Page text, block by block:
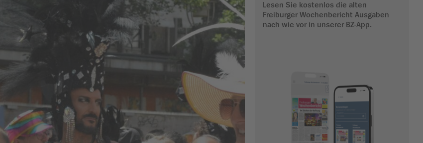
Lesen Sie kostenlos die alten
Freiburger Wochenbericht Ausgaben
nach wie vor in unserer BZ-App.